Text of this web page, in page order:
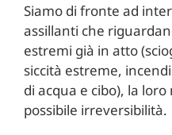
Siamo di fronte ad
assillanti che
estremi già in atto
siccità estreme,
di acqua e cibo), la
possibile irreversibilità.